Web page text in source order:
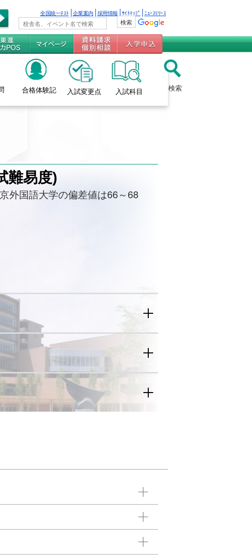
全国統一ﾃｽﾄ 企業案内 採用情報 ｻｲﾄﾏｯﾌﾟ ﾆｭｰｽﾘﾘｰｽ
合格体験記 入試変更点 入試科目 検索
難易度)
外国語大学の偏差値は66～68